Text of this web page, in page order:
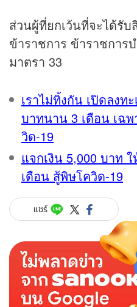
ส่วนผู้ที่ยกเว้นที่จะได้รับ
ข้าราชการ ข้าราชกา
มาตรา 33
เราไม่ทิ้งกัน เปิดลงท
บาทนาน 3 เดือน เฉพ
วิด-19
แจกเงิน 5,000 บาท
เดือน สู้พิษโควิด-19
แชร์